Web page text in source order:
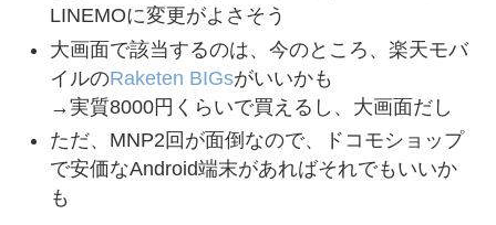
LINEMOに変更がよさそう
大画面で該当するのは、今のところ、楽天モバ
イルのRaketen BIGsがいいかも
→実質8000円くらいで買えるし、大画面だし
ただ、MNP2回が面倒なので、ドコモショップ
で安価なAndroid端末があればそれでもいいか
も